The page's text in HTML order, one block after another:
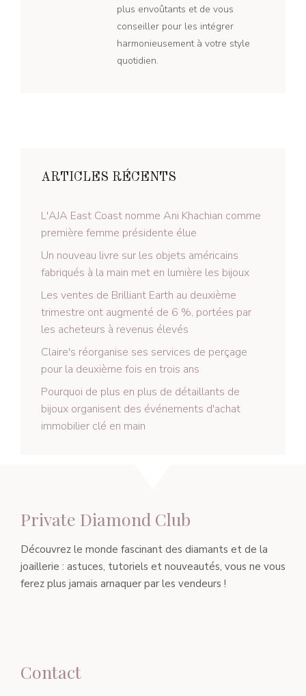
plus envoûtants et de vous
conseiller pour les intégrer
harmonieusement à votre style
quotidien.
ARTICLES RÉCENTS
L'AJA East Coast nomme Ani Khachian comme
première femme présidente élue
Un nouveau livre sur les objets américains
fabriqués à la main met en lumière les bijoux
Les ventes de Brilliant Earth au deuxième
trimestre ont augmenté de 6 %, portées par
les acheteurs à revenus élevés
Claire's réorganise ses services de perçage
pour la deuxième fois en trois ans
Pourquoi de plus en plus de détaillants de
bijoux organisent des événements d'achat
immobilier clé en main
Private Diamond Club
Découvrez le monde fascinant des diamants et de la
joaillerie : astuces, tutoriels et nouveautés, vous ne vous
ferez plus jamais arnaquer par les vendeurs !
Contact